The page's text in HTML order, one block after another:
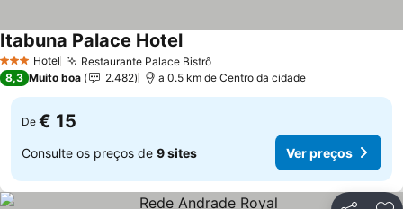
3 EstrelasHotel Restaurante Palace Bistrô
Itabuna Palace Hotel
8,3 Muito boa 2.482 a 0.5 km de Centro da cidade
De € 15
Consulte os preços de 9 sites Ver preços